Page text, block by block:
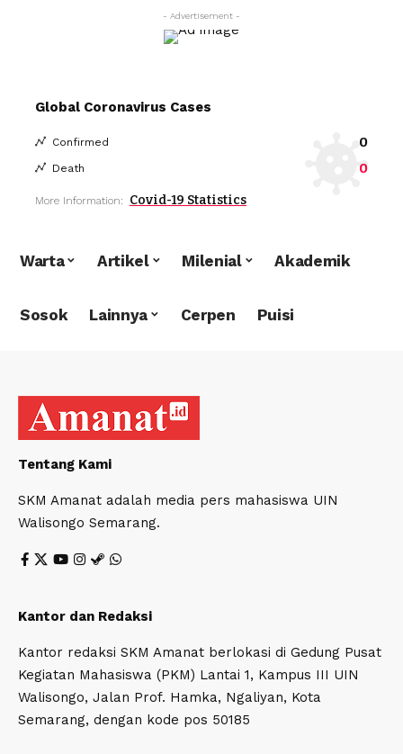
- Advertisement -
Global Coronavirus Cases
Confirmed 0
Death 0
More Information: Covid-19 Statistics
Warta Artikel Milenial Akademik
Sosok Lainnya Cerpen Puisi
Tentang Kami
SKM Amanat adalah media pers mahasiswa UIN
Walisongo Semarang.
Kantor dan Redaksi
Kantor redaksi SKM Amanat berlokasi di Gedung Pusat
Kegiatan Mahasiswa (PKM) Lantai 1, Kampus III UIN
Walisongo, Jalan Prof. Hamka, Ngaliyan, Kota
Semarang, dengan kode pos 50185